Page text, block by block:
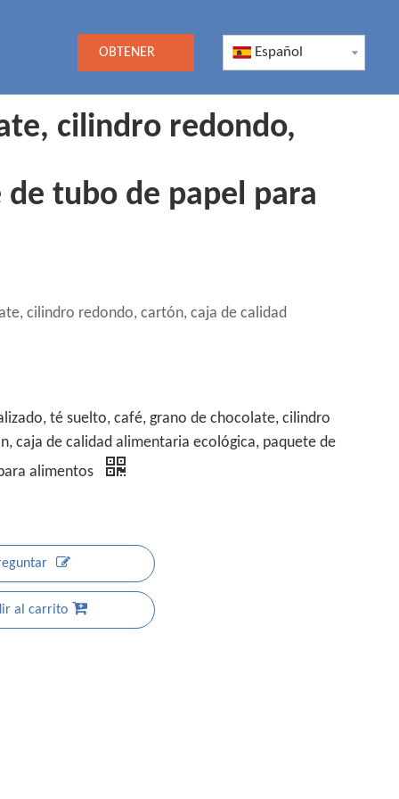
OBTENER
COTIZACIÓN
Español
cilindro redondo,
tubo de papel para
cilindro redondo, cartón, caja de calidad
té suelto, café, grano de chocolate, cilindro
caja de calidad alimentaria ecológica, paquete de
alimentos
al carrito